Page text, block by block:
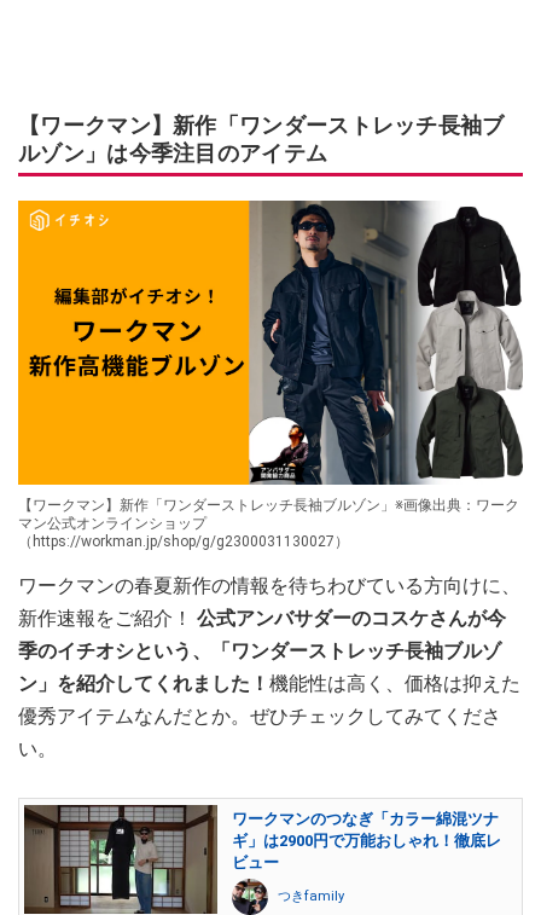
【ワークマン】新作「ワンダーストレッチ長袖ブ
ルゾン」は今季注目のアイテム
【ワークマン】新作「ワンダーストレッチ長袖ブルゾン」※画像出典：ワーク
マン公式オンラインショップ
（https://workman.jp/shop/g/g2300031130027）
ワークマンの春夏新作の情報を待ちわびている方向けに、
新作速報をご紹介！ 公式アンバサダーのコスケさんが今
季のイチオシという、「ワンダーストレッチ長袖ブルゾ
ン」を紹介してくれました！ 機能性は高く、価格は抑えた
優秀アイテムなんだとか。ぜひチェックしてみてくださ
い。
ワークマンのつなぎ「カラー綿混ツナ
ギ」は2900円で万能おしゃれ！徹底レ
ビュー
つきfamily